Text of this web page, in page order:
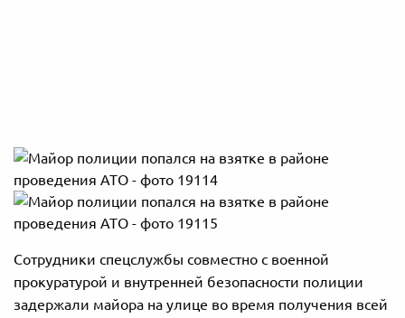
Сотрудники спецслужбы совместно с военной
прокуратурой и внутренней безопасности полиции
задержали майора на улице во время получения всей